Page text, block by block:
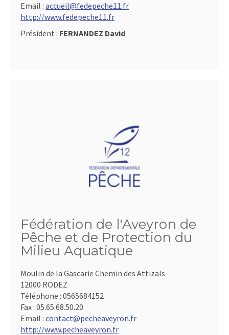
Email : accueil@fedepeche11.fr
http://www.fedepeche11.fr
Président : FERNANDEZ David
Fédération de l'Aveyron de
Pêche et de Protection du
Milieu Aquatique
Moulin de la Gascarie Chemin des Attizals
12000 RODEZ
Téléphone : 0565684152
Fax : 05.65.68.50.20
Email : contact@pecheaveyron.fr
http://www.pecheaveyron.fr